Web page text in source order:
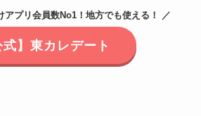
アプリ会員数No1！地方でも使える！ ／
式】東カレデート